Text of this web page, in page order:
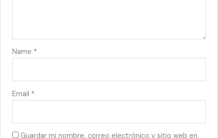
Name *
Email *
Guardar mi nombre, correo electrónico y sitio web en